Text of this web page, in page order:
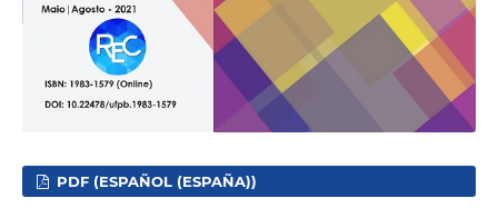
PDF (ESPAÑOL (ESPAÑA))